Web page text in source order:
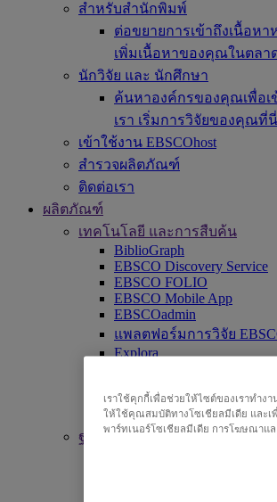
สำหรับสำนักพิมพ์
ต่อขยายการเข้าถึงเนื้อห
เพิ่มเนื้อหาของคุณในตลา
นักวิจัย และ นักศึกษา
ค้นหาองค์กรของคุณเพื่อ
เรา เริ่มการวิจัยของคุณที่นี่
เข้าใช้งาน EBSCOhost
สำรวจผลิตภัณฑ์
ติดต่อเรา
ผลิตภัณฑ์
เทคโนโลยี และการสืบค้น
BiblioGraph
EBSCO Discovery Service
EBSCO FOLIO
EBSCO Mobile App
EBSCOadmin
แพลตฟอร์มการวิจัย
Explora
Panorama
Stacks
ฐานข้อมูล & คลังเนื้อหา
เราใช้คุกกี้เพื่อช่วยให้ไซต์ของเราทำ
ให้ใช้คุณสมบัติทางโซเชียลมีเดีย และเ
พาร์ทเนอร์โซเชียลมีเดีย การโฆษณาแล